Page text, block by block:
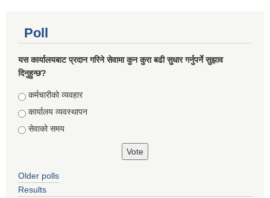
Poll
यस कार्यालयबाट प्रदान गरिने सेवामा कुन कुरा बढी सुधार गर्नुपर्ने सुझाव
दिनुहुन्छ?
Choices
कर्मचारीको व्यवहार
कार्यालय व्यवस्थापन
सेवाको समय
Older polls
Results